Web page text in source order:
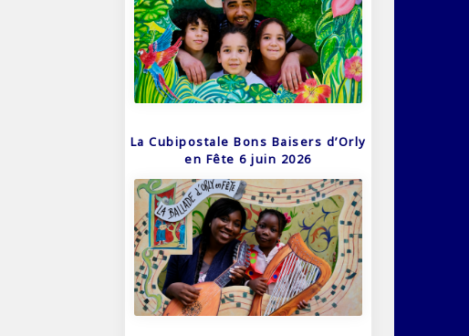
La Cubipostale Bons Baisers d’Orly
en Fête 6 juin 2026